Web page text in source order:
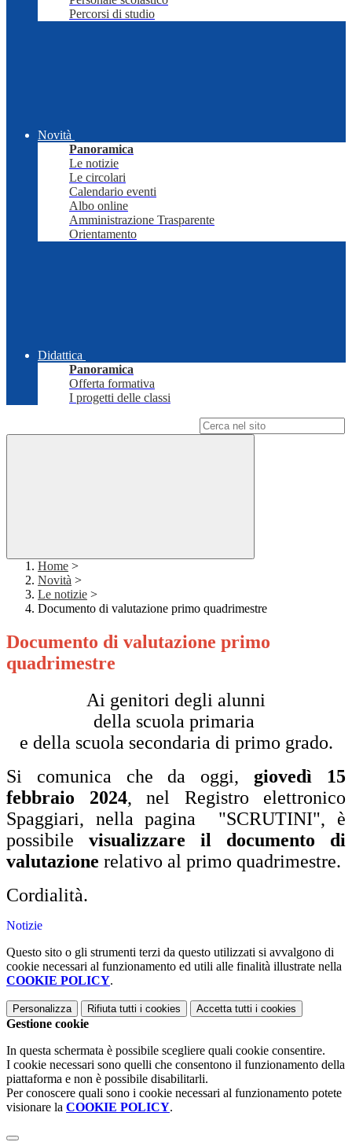
Percorsi di studio
Novità
Panoramica
Le notizie
Le circolari
Calendario eventi
Albo online
Amministrazione Trasparente
Orientamento
Didattica
Panoramica
Offerta formativa
I progetti delle classi
Home >
Novità >
Le notizie >
Documento di valutazione primo quadrimestre
Documento di valutazione primo
quadrimestre
Ai genitori degli alunni
della scuola primaria
e della scuola secondaria di primo grado.
Si comunica che da oggi, giovedì 15
febbraio 2024, nel Registro elettronico
Spaggiari, nella pagina "SCRUTINI", è
possibile visualizzare il documento di
valutazione relativo al primo quadrimestre.
Cordialità.
Notizie
Questo sito o gli strumenti terzi da questo utilizzati si avvalgono di
cookie necessari al funzionamento ed utili alle finalità illustrate nella
COOKIE POLICY.
Personalizza Rifiuta tutti i cookies Accetta tutti i cookies
Gestione cookie
In questa schermata è possibile scegliere quali cookie consentire.
I cookie necessari sono quelli che consentono il funzionamento della
piattaforma e non è possibile disabilitarli.
Per conoscere quali sono i cookie necessari al funzionamento potete
visionare la COOKIE POLICY.